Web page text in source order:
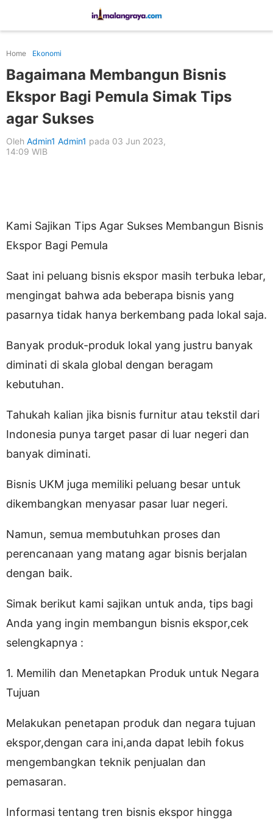
Home Ekonomi
Bagaimana Membangun Bisnis
Ekspor Bagi Pemula Simak Tips
agar Sukses
Oleh Admin1 Admin1 pada 03 Jun 2023,
14:09 WIB
Kami Sajikan Tips Agar Sukses Membangun Bisnis
Ekspor Bagi Pemula
Saat ini peluang bisnis ekspor masih terbuka lebar,
mengingat bahwa ada beberapa bisnis yang
pasarnya tidak hanya berkembang pada lokal saja.
Banyak produk-produk lokal yang justru banyak
diminati di skala global dengan beragam
kebutuhan.
Tahukah kalian jika bisnis furnitur atau tekstil dari
Indonesia punya target pasar di luar negeri dan
banyak diminati.
Bisnis UKM juga memiliki peluang besar untuk
dikembangkan menyasar pasar luar negeri.
Namun, semua membutuhkan proses dan
perencanaan yang matang agar bisnis berjalan
dengan baik.
Simak berikut kami sajikan untuk anda, tips bagi
Anda yang ingin membangun bisnis ekspor,cek
selengkapnya :
1. Memilih dan Menetapkan Produk untuk Negara
Tujuan
Melakukan penetapan produk dan negara tujuan
ekspor,dengan cara ini,anda dapat lebih fokus
mengembangkan teknik penjualan dan
pemasaran.
Informasi tentang tren bisnis ekspor hingga